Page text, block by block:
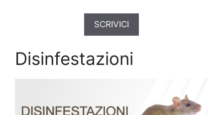
SCRIVICI
Disinfestazioni